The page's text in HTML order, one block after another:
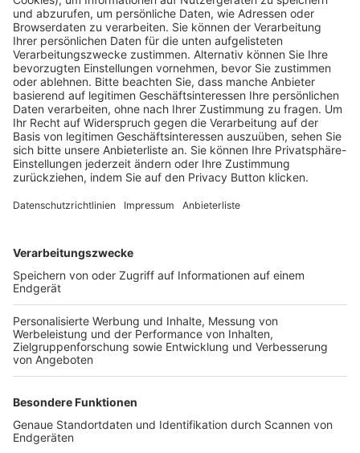
Pässe und Vereinswechsel
Trainerausbildung
Schulungsangebot Vereinsmitarbeiter
BFV-Geschäftsstellen
Trainerbörse
Login SpielPlus
FOLGE DEM BFV
TOP-VEREINE
TOP-PARTNER